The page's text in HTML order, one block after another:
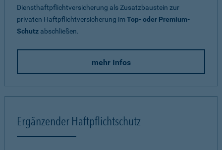
Diensthaftpflichtversicherung als Zusatzbaustein zur
privaten Haftpflichtversicherung imTop- oder Premium-
Schutz abschließen.
mehr Infos
Ergänzender Haftpflichtschutz